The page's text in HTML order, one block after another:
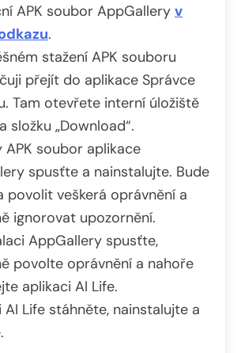
APK soubor AppGallery v
.
stažení APK souboru
přejít do aplikace Správce
Tam otevřete interní úložiště
složku „Download“.
APK soubor aplikace
spusťte a nainstalujte. Bude
povolit veškerá oprávnění a
ignorovat upozornění.
AppGallery spusťte,
povolte oprávnění a nahoře
aplikaci AI Life.
AI Life stáhněte, nainstalujte a